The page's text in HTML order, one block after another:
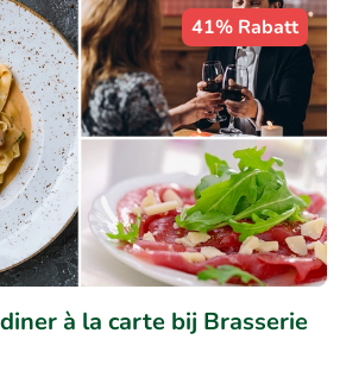
41% Rabatt
à la carte bij Brasserie